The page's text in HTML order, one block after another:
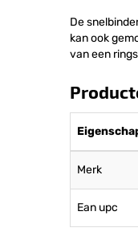
De
kan ook
van een
Merk
Ean upc